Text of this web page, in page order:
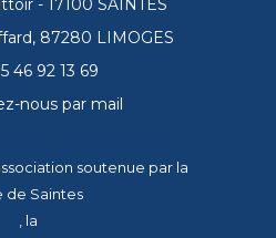
- 17100 SAINTES
87280 LIMOGES
46 92 13 69
nous par mail
soutenue par la
de Saintes
, la